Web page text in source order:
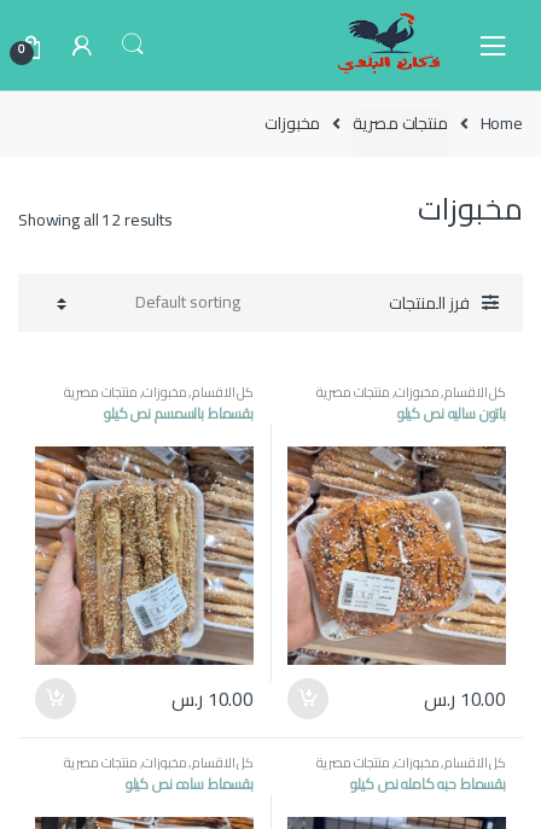
0
Home منتجات مصرية مخبوزات
مخبوزات Showing all 12 results
فرز المنتجات
كل الاقسام,مخبوزات,منتجات مصرية
باتون ساليه نص كيلو
10.00 ر.س
كل الاقسام,مخبوزات,منتجات مصرية
بقسماط بالسمسم نص كيلو
10.00 ر.س
كل الاقسام,مخبوزات,منتجات مصرية
بقسماط حبه كامله نص كيلو
كل الاقسام,مخبوزات,منتجات مصرية
بقسماط ساده نص كيلو